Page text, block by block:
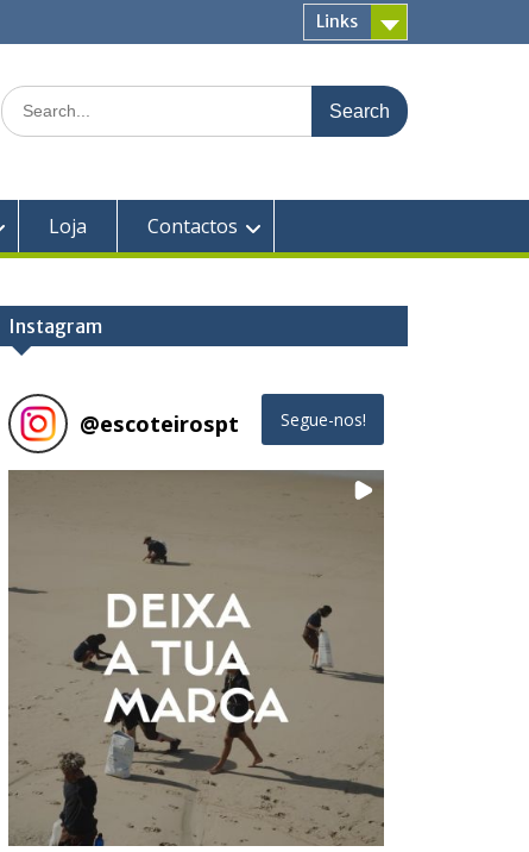
Links
Search
for:
Loja Contactos
Instagram
@escoteirospt Segue-nos!